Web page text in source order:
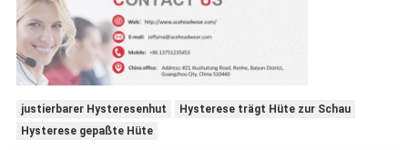
justierbarer Hysteresenhut
Hysterese trägt Hüte zur Schau
Hysterese gepaßte Hüte